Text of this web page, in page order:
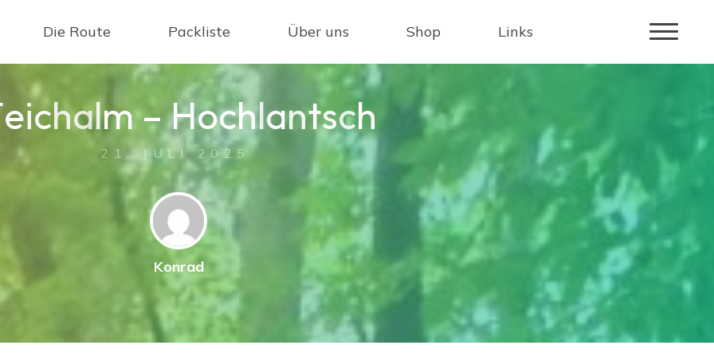
Die Route Packliste Über uns Shop Links
eichalm– Hochlantsch
21. JULI 2025
Konrad